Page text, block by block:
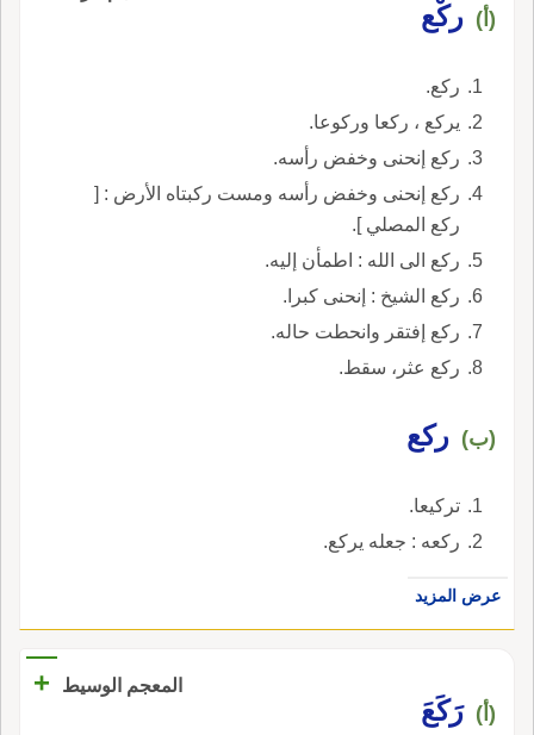
(أ) ركْع
ركع.
يركع ، ركعا وركوعا.
ركع إنحنى وخفض رأسه.
ركع إنحنى وخفض رأسه ومست ركبتاه الأرض : [
ركع المصلي ].
ركع الى الله : اطمأن إليه.
ركع الشيخ : إنحنى كبرا.
ركع إفتقر وانحطت حاله.
ركع عثر، سقط.
(ب) ركع
تركيعا.
ركعه : جعله يركع.
عرض المزيد
المعجم الوسيط +
(أ) رَكَعَ